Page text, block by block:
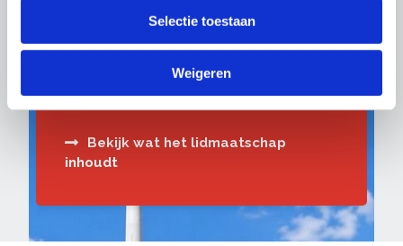
Selectie toestaan
Weigeren
Profiteer direct van kortingen, tools,
sector van ondernemers en vakmensen.
Bekijk wat het lidmaatschap
inhoudt